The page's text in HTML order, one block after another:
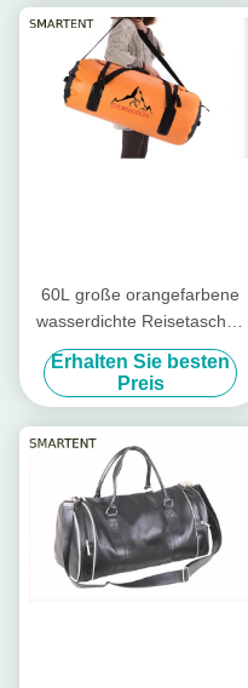
60L große orangefarbene
wasserdichte Reisetaschen
600D Sport Tasche
Erhalten Sie besten
Preis